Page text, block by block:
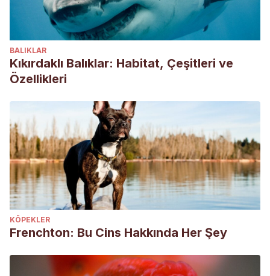
BALIKLAR
Kıkırdaklı Balıklar: Habitat, Çeşitleri ve
Özellikleri
KÖPEKLER
Frenchton: Bu Cins Hakkında Her Şey